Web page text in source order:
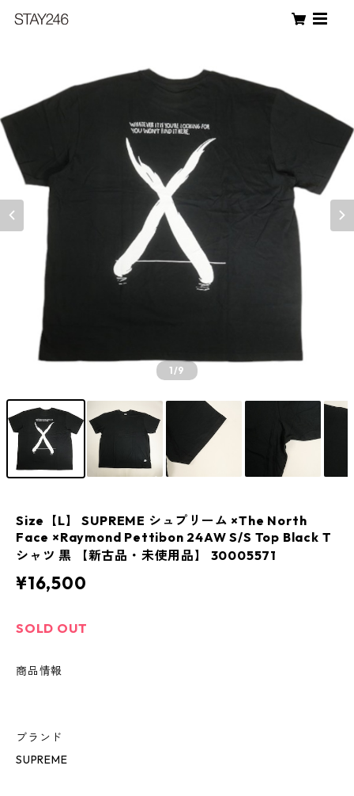
1/9
Size【L】 SUPREME シュプリーム ×The North
Face ×Raymond Pettibon 24AW S/S Top Black T
シャツ 黒 【新古品・未使用品】 30005571
¥16,500
SOLD OUT
商品情報
ブランド
SUPREME